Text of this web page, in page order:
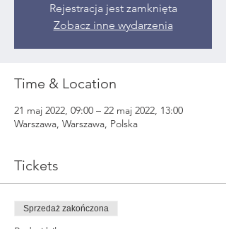
Rejestracja jest zamknięta
Zobacz inne wydarzenia
Time & Location
21 maj 2022, 09:00 – 22 maj 2022, 13:00
Warszawa, Warszawa, Polska
Tickets
Sprzedaż zakończona